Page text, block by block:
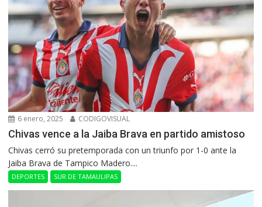
6 enero, 2025 CODIGOVISUAL
Chivas vence a la Jaiba Brava en partido amistoso
Chivas cerró su pretemporada con un triunfo por 1-0 ante la
Jaiba Brava de Tampico Madero....
DEPORTES SUR DE TAMAULIPAS